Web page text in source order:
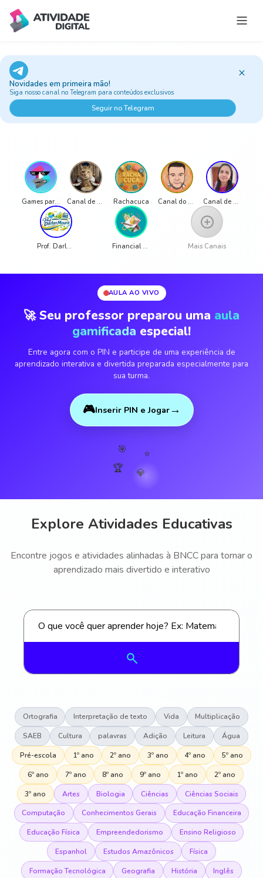
Jogos e Atividades
Trilhas
Classic Games
Novidades em primeira mão!
Siga nosso canal no Telegram para conteúdos exclusivos
Seguir no Telegram
Games para Educação Canal de Luciana Alongi Rachacuca Canal do Pro LG Canal de Alessandra Silva
Prof. Darlan Moura Financial Education Channel - Ms. Ana Beatriz de Medeiros Mais Canais
AULA AO VIVO
🚀 Seu professor preparou uma aula
gamificada especial!
Entre agora com o PIN e participe de uma experiência de
aprendizado interativa e divertida preparada especialmente para
sua turma.
🎮Inserir PIN e Jogar→
🎯
⭐
🏆
💎
Explore Atividades Educativas
Encontre jogos e atividades alinhadas à BNCC para tornar o
aprendizado mais divertido e interativo
Ortografia Interpretação de texto Vida Multiplicação
SAEB Cultura palavras Adição Leitura Água
Pré-escola 1º ano 2º ano 3º ano 4º ano 5º ano
6º ano 7º ano 8º ano 9º ano 1º ano 2º ano
3º ano Artes Biologia Ciências Ciências Sociais
Computação Conhecimentos Gerais Educação Financeira
Educação Física Empreendedorismo Ensino Religioso
Espanhol Estudos Amazônicos Física
Formação Tecnológica Geografia História Inglês